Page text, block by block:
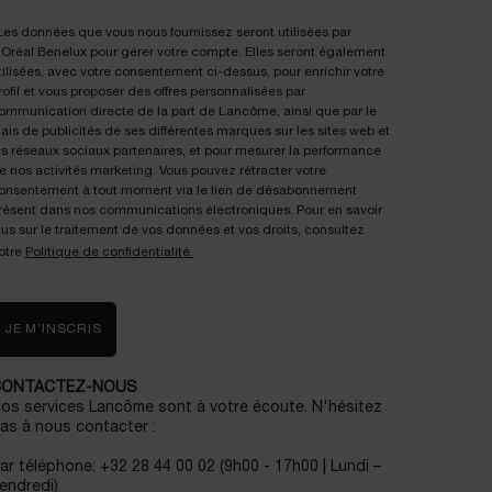
données que vous nous fournissez seront utilisées par
Benelux pour gérer votre compte. Elles seront également
avec votre consentement ci-dessus, pour enrichir votre
et vous proposer des offres personnalisées par
directe de la part de Lancôme, ainsi que par le
de publicités de ses différentes marques sur les sites web et
réseaux sociaux partenaires, et pour mesurer la performance
nos activités marketing. Vous pouvez rétracter votre
à tout moment via le lien de désabonnement
dans nos communications électroniques. Pour en savoir
sur le traitement de vos données et vos droits, consultez
Politique de confidentialité.
JE M’INSCRIS
NOUS
services Lancôme sont à votre écoute. N'hésitez
à nous contacter :
téléphone: +32 28 44 00 02 (9h00 - 17h00 | Lundi –